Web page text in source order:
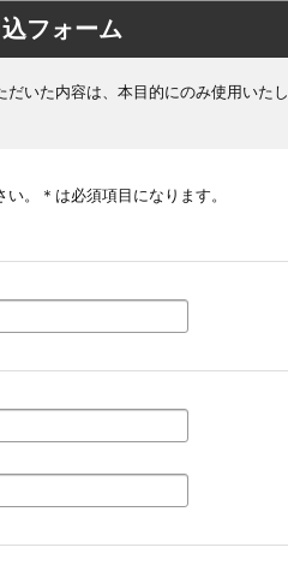
フォーム
いた内容は、本目的にのみ使用いたし
。＊は必須項目になります。